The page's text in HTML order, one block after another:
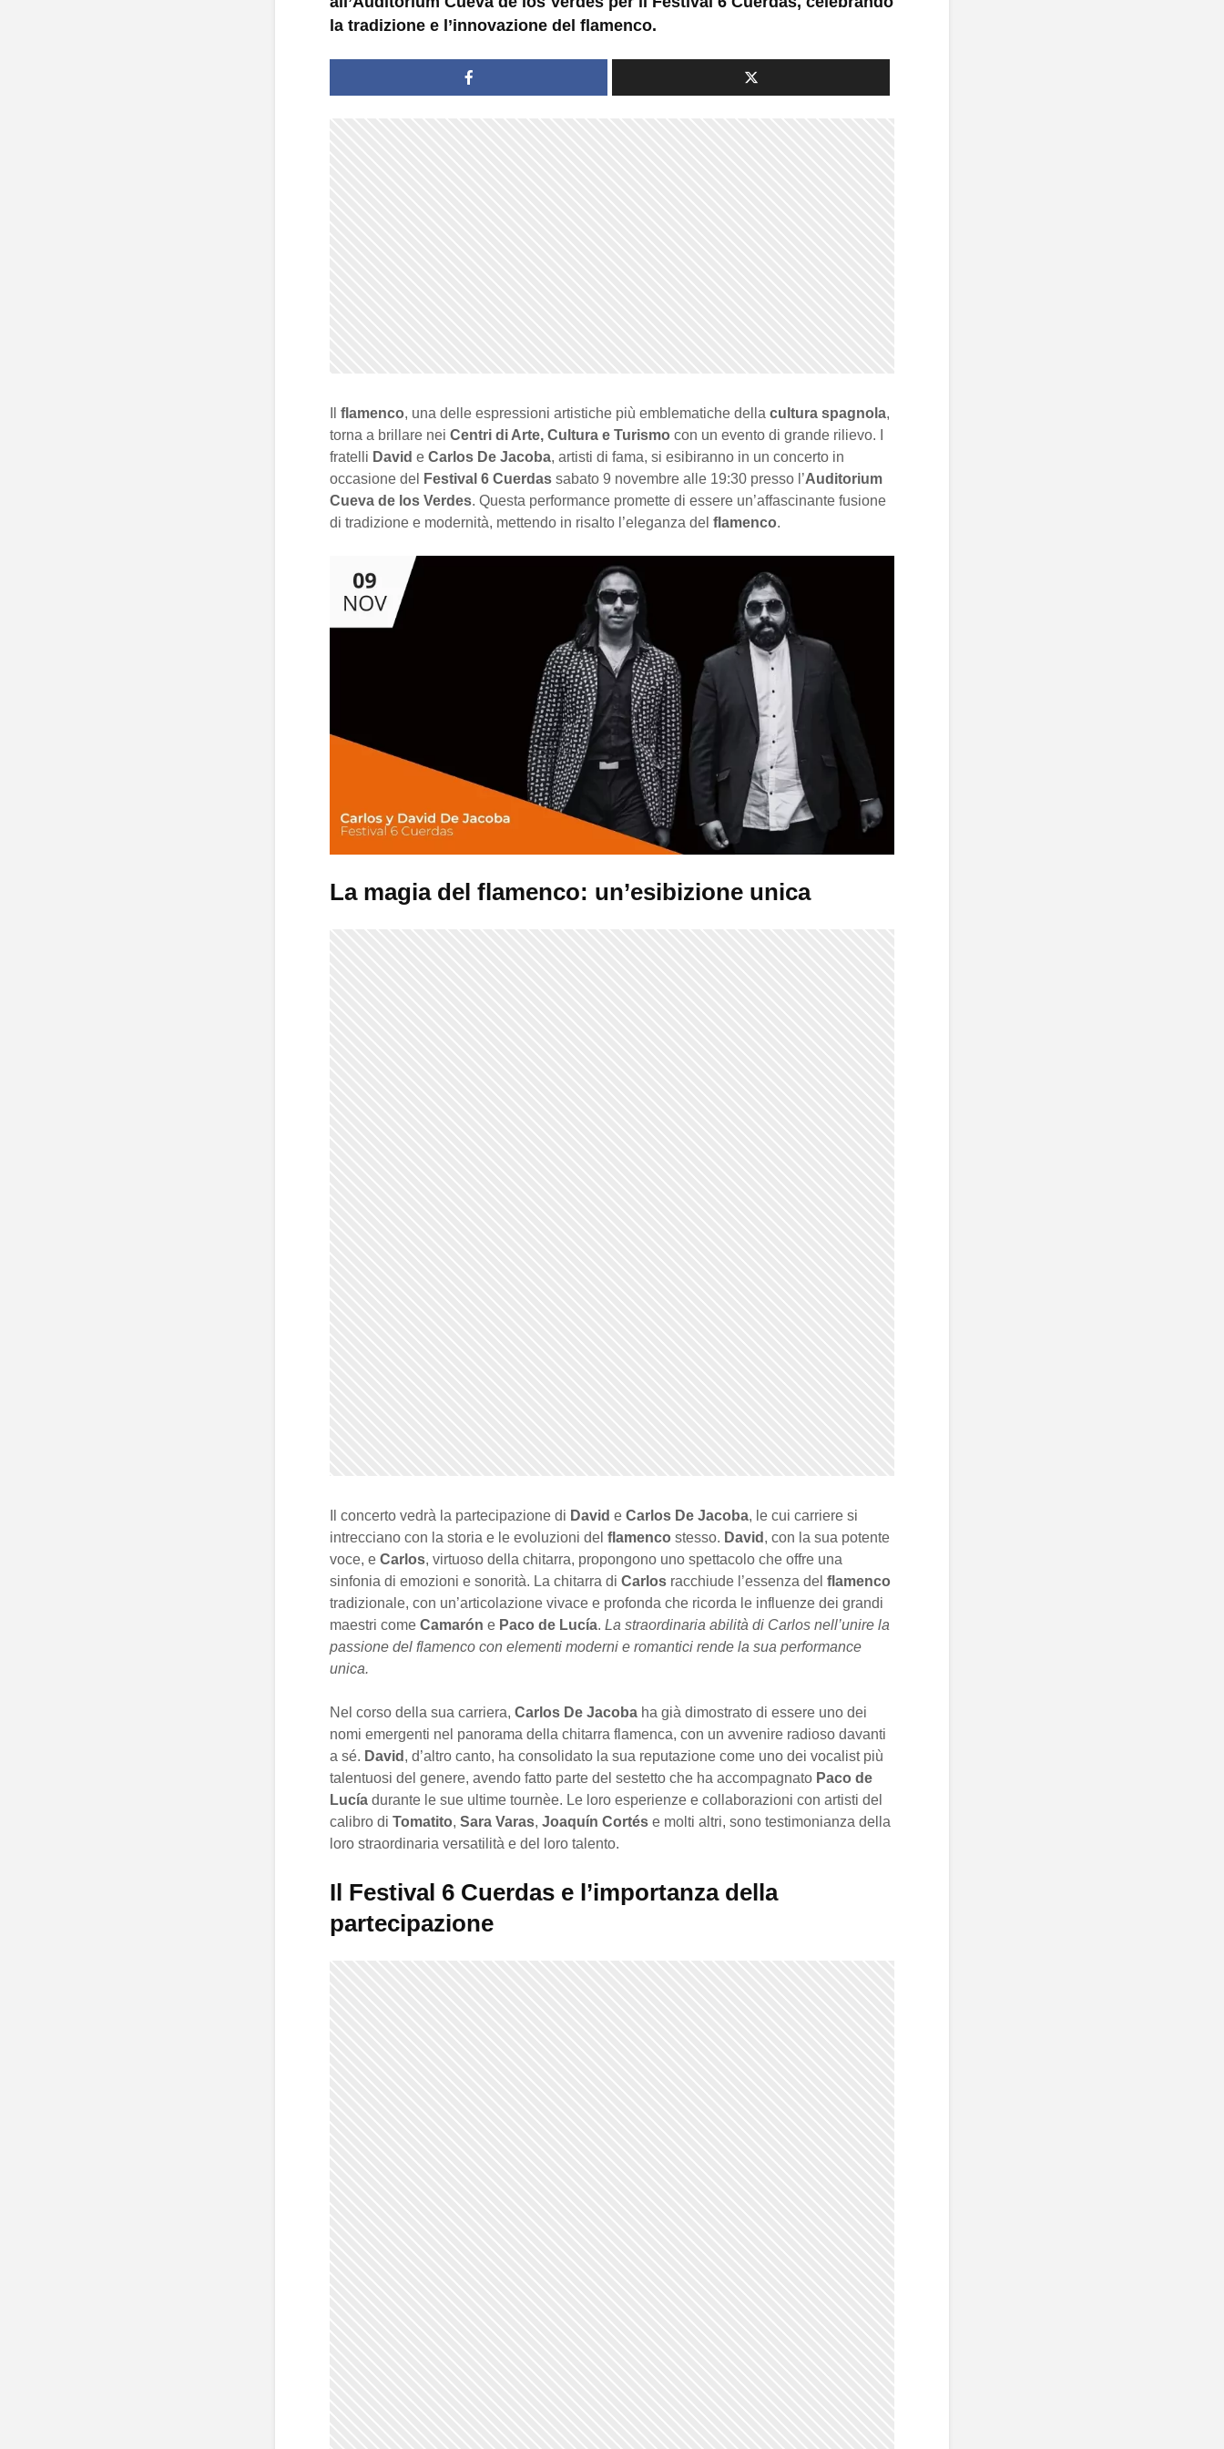
la tradizione e l’innovazione del flamenco.
flamenco, una delle espressioni artistiche più emblematiche della cultura spagnola,
torna a brillare nei Centri di Arte, Cultura e Turismo con un evento di grande rilievo. I
fratelli David e Carlos De Jacoba, artisti di fama, si esibiranno in un concerto in
occasione del
Festival 6 Cuerdas sabato 9 novembre alle 19:30 presso l’Auditorium
Cueva de los Verdes. Questa performance promette di essere un’affascinante fusione
di tradizione e modernità, mettendo in risalto l’eleganza del flamenco.
La magia del flamenco: un’esibizione unica
Il concerto vedrà la partecipazione di David e Carlos De Jacoba, le cui carriere si
intrecciano con la storia e le evoluzioni del flamenco stesso. David , con la sua potente
voce, e Carlos, virtuoso della chitarra, propongono uno spettacolo che offre una
sinfonia di emozioni e sonorità. La chitarra di Carlos racchiude l’essenza del flamenco
tradizionale, con un’articolazione vivace e profonda che ricorda le influenze dei grandi
maestri come Camarón e Paco de Lucía. La straordinaria abilità di Carlos nell’unire la
passione del flamenco con elementi moderni e romantici rende la sua performance
unica.
Nel corso della sua carriera, Carlos De Jacoba ha già dimostrato di essere uno dei
nomi emergenti nel panorama della chitarra flamenca, con un avvenire radioso davanti
a sé. David , d’altro canto, ha consolidato la sua reputazione come uno dei vocalist più
talentuosi del genere, avendo fatto parte del sestetto che ha accompagnato Paco de
Lucía durante le sue ultime tournèe. Le loro esperienze e collaborazioni con artisti del
calibro di Tomatito, Sara Varas, Joaquín Cortés e molti altri, sono testimonianza della
loro straordinaria versatilità e del loro talento.
Il Festival 6 Cuerdas e l’importanza della
partecipazione